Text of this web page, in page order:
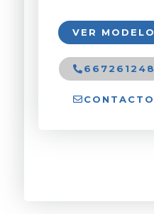
VER MODELO
667261248
CONTACTO